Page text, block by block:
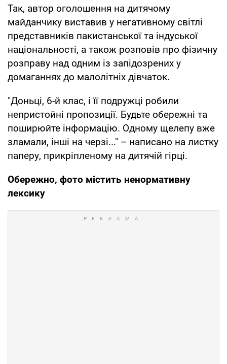
Так, автор оголошення на дитячому
майданчику виставив у негативному світлі
представників пакистанської та індуської
національності, а також розповів про фізичну
розправу над одним із запідозрених у
домаганнях до малолітніх дівчаток.
"Доньці, 6-й клас, і її подружці робили
непристойні пропозиції. Будьте обережні та
поширюйте інформацію. Одному щелепу вже
зламали, інші на черзі..." – написано на листку
паперу, прикріпленому на дитячій гірці.
Обережно, фото містить ненормативну
лексику